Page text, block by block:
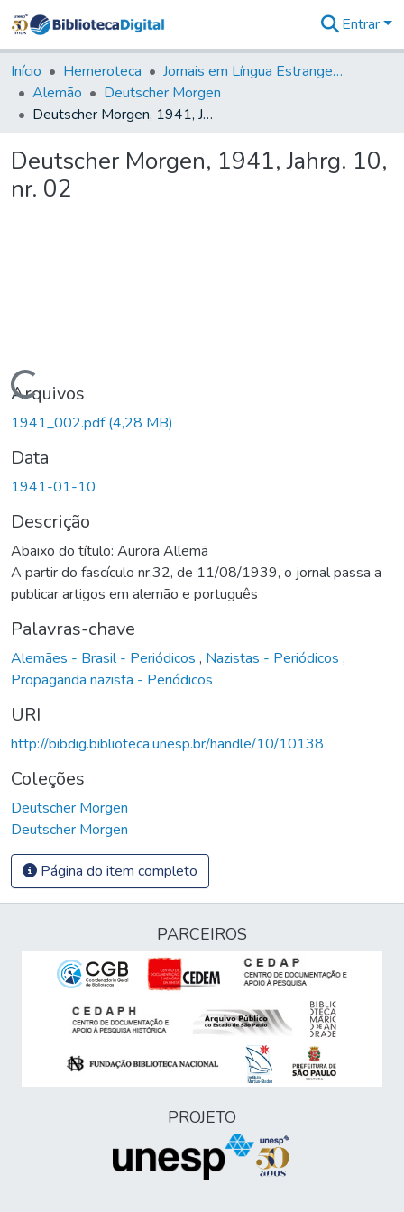
&
Coleções
Tudo na
Biblioteca
Estatísticas
Entrar
Início Hemeroteca
Jornais em Língua Estrangeira
Alemão
Deutscher Morgen
Deutscher Morgen, 1941, Jahrg. 10, nr. 02
Deutscher Morgen, 1941, Jahrg. 10,
nr. 02
Carregando...
Arquivos
1941_002.pdf(4,28 MB)
Data
1941-01-10
Descrição
Abaixo do título: Aurora Allemã
A partir do fascículo nr.32, de 11/08/1939, o jornal passa a
publicar artigos em alemão e português
Palavras-chave
Alemães - Brasil - Periódicos , Nazistas - Periódicos ,
Propaganda nazista - Periódicos
URI
http://bibdig.biblioteca.unesp.br/handle/10/10138
Coleções
Deutscher Morgen
Deutscher Morgen
Página do item completo
PARCEIROS
PROJETO